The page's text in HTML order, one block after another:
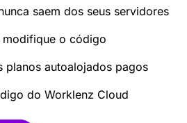
saem dos seus servidores
modifique o código
planos autoalojados pagos
do Worklenz Cloud